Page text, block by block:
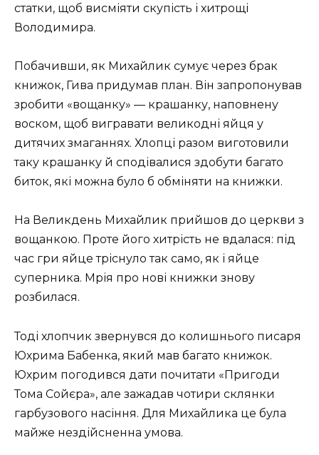
статки, щоб висміяти скупість і хитрощі
Володимира.
Побачивши, як Михайлик сумує через брак
книжок, Гива придумав план. Він запропонував
зробити «вощанку» — крашанку, наповнену
воском, щоб вигравати великодні яйця у
дитячих змаганнях. Хлопці разом виготовили
таку крашанку й сподівалися здобути багато
биток, які можна було б обміняти на книжки.
На Великдень Михайлик прийшов до церкви з
вощанкою. Проте його хитрість не вдалася: під
час гри яйце тріснуло так само, як і яйце
суперника. Мрія про нові книжки знову
розбилася.
Тоді хлопчик звернувся до колишнього писаря
Юхрима Бабенка, який мав багато книжок.
Юхрим погодився дати почитати «Пригоди
Тома Сойєра», але зажадав чотири склянки
гарбузового насіння. Для Михайлика це була
майже нездійсненна умова.